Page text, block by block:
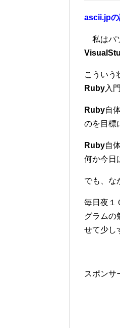
ascii.jpの
私はパ
こういう
Ruby入
Ruby自
のを目標
Ruby自
何か今日
でも、な
毎日夜１
グラムの
せて少し
スポンサ